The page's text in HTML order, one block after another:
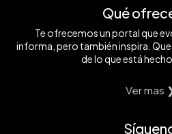
Qué
Te ofrecemos un portal que
informa, pero también inspira.
de lo que está
Ver mas